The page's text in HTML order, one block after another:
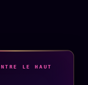
LE HAUT